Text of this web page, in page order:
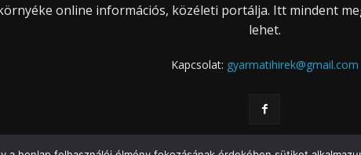
online információs, közéleti portálja. Itt mindent
lehet.
Kapcsolat: gyarmatihirek@gmail.com